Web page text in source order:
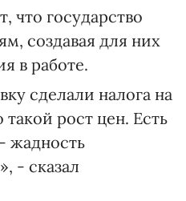
что государство
создавая для них
в работе.
сделали налога на
рост цен. Есть
жадность
- сказал